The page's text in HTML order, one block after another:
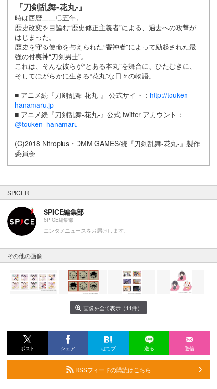
『刀剣乱舞-花丸-』
時は西暦二二〇五年。
歴史改変を目論む“歴史修正主義者”による、過去への攻撃が
はじまった。
歴史を守る使命を与えられた“審神者”によって励起された最
強の付喪神“刀剣男士”。
これは、そんな彼らが“とある本丸”を舞台に、ひたむきに、
そしてほがらかに生きる“花丸”な日々の物語。
■ アニメ続『刀剣乱舞-花丸-』 公式サイト： http://touken-
hanamaru.jp
■ アニメ続『刀剣乱舞-花丸-』公式 twitter アカウント：
@touken_hanamaru
(C)2018 Nitroplus・DMM GAMES/続『刀剣乱舞-花丸-』製作
委員会
SPICER
SPICE編集部
SPICE編集部
エンタメニュースをお届けします。
その他の画像
画像を全て表示（11件）
ポスト シェア はてブ 送る 送信
RSSフィードの購読はこちら